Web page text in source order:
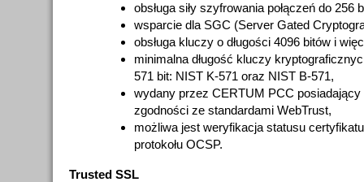
obsługa siły szyfrowania połączeń do 256
wsparcie dla SGC (Server Gated
obsługa kluczy o długości 4096 bitów i
minimalna długość kluczy
571 bit: NIST K-571 oraz NIST B-571,
wydany przez CERTUM PCC
zgodności ze standardami WebTrust,
możliwa jest weryfikacja statusu
protokołu OCSP.
Trusted SSL